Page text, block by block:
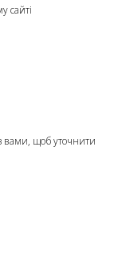
сайті
вами, щоб уточнити